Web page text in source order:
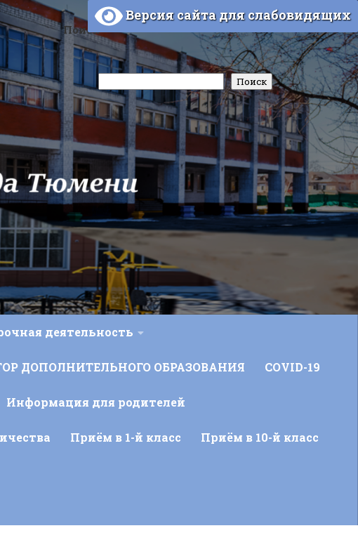
Версия сайта для слабовидящих
Поиск
Поиск
деятельность
ДОПОЛНИТЕЛЬНОГО ОБРАЗОВАНИЯ COVID-19
Информация для родителей
Приём в 1-й класс Приём в 10-й класс